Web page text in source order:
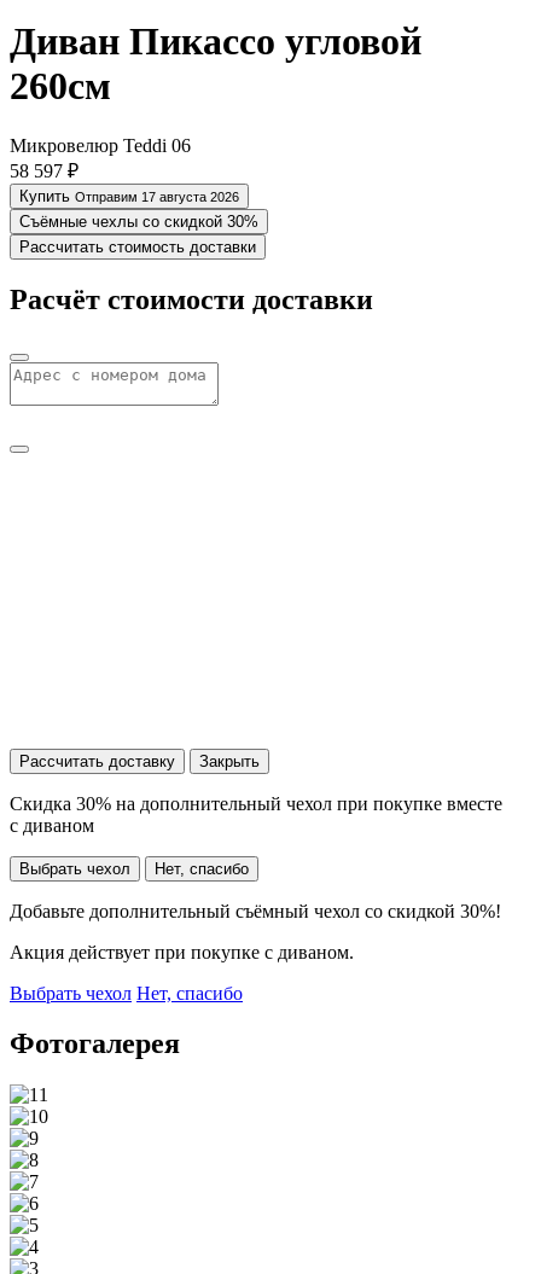
Диван Пикассо угловой
260см
Микровелюр Teddi 06
58 597 ₽
Купить Отправим 17 августа 2026
Съёмные чехлы со скидкой 30%
Рассчитать стоимость доставки
Расчёт стоимости доставки
Рассчитать доставку Закрыть
Скидка 30% на дополнительный чехол при покупке вместе
с диваном
Выбрать чехол Нет, спасибо
Добавьте дополнительный съёмный чехол со скидкой 30%!
Акция действует при покупке с диваном.
Выбрать чехол Нет, спасибо
Фотогалерея